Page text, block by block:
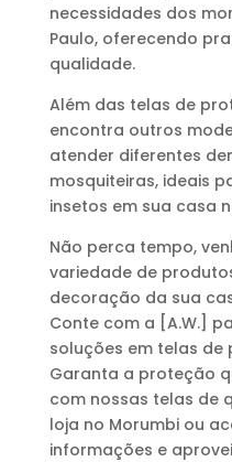
necessidades dos
Paulo, oferecendo
qualidade.
Além das telas de
encontra outros
atender diferentes
mosquiteiras, ideais
insetos em sua casa
Não perca tempo,
variedade de
decoração da sua
Conte com a [A.W.]
soluções em telas de
Garanta a proteção
com nossas telas de
loja no Morumbi ou
informações e